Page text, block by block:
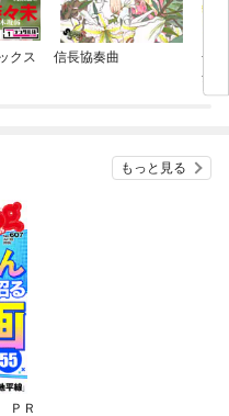
クス
信長協奏曲
金
全版
もっと見る
ＰＲ